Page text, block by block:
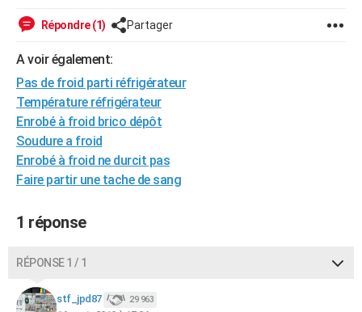
Guides de France
Escapades
Patrimoine
Expositions
Musées
Week-end nature
LIFESTYLE
SANTE
Alimentation
Guide de la santé
Maladies
Médicaments
Sommeil
VOYAGE
Destinations
City break
Voyage nature
Voyage de noces
Forum
Climat
+PHOTO
GUIDES D'ACHAT
BONS PLANS
CARTE DE VOEUX
Répondre (1) Partager
A voir également:
Pas de froid parti réfrigérateur
Température réfrigérateur
Enrobé à froid brico dépôt
Soudure a froid
Enrobé à froid ne durcit pas
Faire partir une tache de sang
1 réponse
RÉPONSE 1 / 1
stf_jpd87 29 963